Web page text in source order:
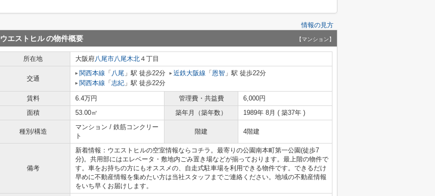
情報の見方
ウエストヒルの物件概要 【マンション】
所在地 大阪府八尾市八尾木北 ４丁目
交通
関西本線 「 八尾 」駅 徒歩22分 近鉄大阪線 「 恩智 」駅 徒歩22分
関西本線 「 志紀 」駅 徒歩22分
賃料 6.4万円 管理費・共益費
6,000円
面積
53.00㎡ 築年月（築年数） 1989年 8月 ( 築37年 )
種別/構造
マンション / 鉄筋コンクリー
ト
階建 4階建
備考
新着情報：ウエストヒルの空室情報ならコチラ。最寄りの公園南本町第一公園(徒歩7
分)。共用部にはエレベータ・敷地内ごみ置き場などが揃っております。最上階の物件で
す。車をお持ちの方にもオススメの、自走式駐車場を利用できる物件です。できるだけ
早めに不動産情報を集めたい方は当社スタッフまでご連絡ください。地域の不動産情報
をいち早くお届けします。